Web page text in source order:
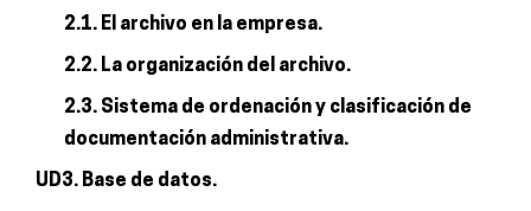
2.1. El archivo en la empresa.
2.2. La organización del archivo.
2.3. Sistema de ordenación y clasificación de
documentación administrativa.
UD3. Base de datos.